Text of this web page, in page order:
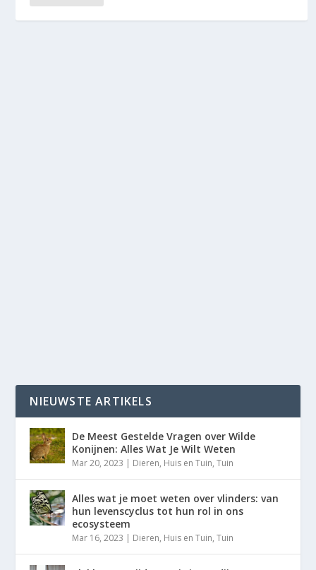
NIEUWSTE ARTIKELS
De Meest Gestelde Vragen over Wilde
Konijnen: Alles Wat Je Wilt Weten
Mar 20, 2023 | Dieren, Huis en Tuin,Tuin
Alles wat je moet weten over vlinders: van
hun levenscyclus tot hun rol in ons
ecosysteem
Mar 16, 2023 | Dieren, Huis en Tuin,Tuin